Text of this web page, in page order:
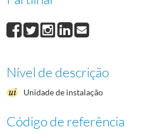
Nível de descrição
Unidade de instalação
Código de referência